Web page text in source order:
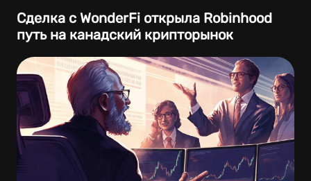
Сделка с WonderFi открыла Robinhood
путь на канадский крипторынок